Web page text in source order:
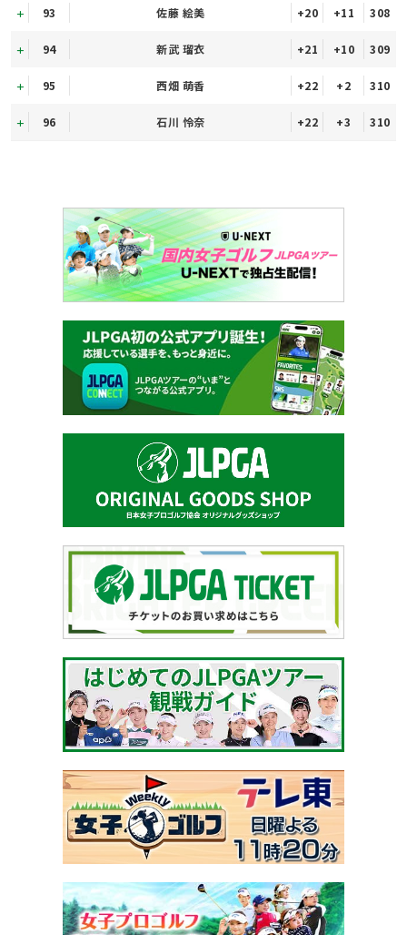
93 佐藤 絵美 +20 +11 308
94 新武 瑠衣 +21 +10 309
95 西畑 萌香 +22 +2 310
96 石川 怜奈 +22 +3 310